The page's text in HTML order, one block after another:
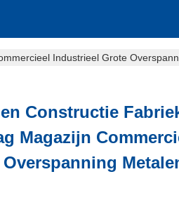
Industrieel Grote
Constructie
Magazijn